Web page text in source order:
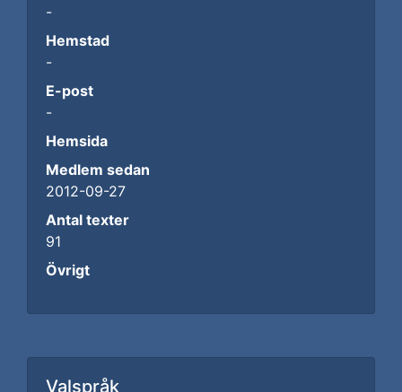
-
Hemstad
-
E-post
-
Hemsida
Medlem sedan
2012-09-27
Antal texter
91
Övrigt
Valspråk